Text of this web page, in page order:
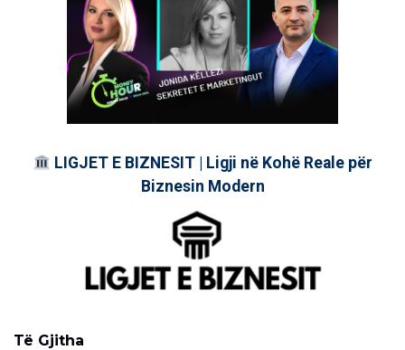
LIGJET E BIZNESIT | Ligji në Kohë Reale për
Biznesin Modern
Të Gjitha